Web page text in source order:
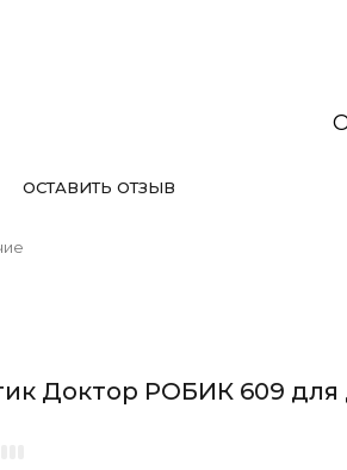
ОСТАВИТЬ ОТЗЫВ
Доктор РОБИК 609 для